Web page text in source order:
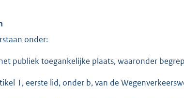
onder:
publiek toegankelijke plaats, waaronder
1, eerste lid, onder b, van de